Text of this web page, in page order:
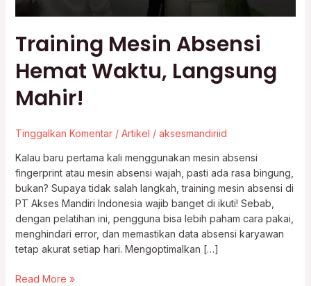
Training Mesin Absensi
Hemat Waktu, Langsung
Mahir!
Tinggalkan Komentar / Artikel / aksesmandiriid
Kalau baru pertama kali menggunakan mesin absensi
fingerprint atau mesin absensi wajah, pasti ada rasa bingung,
bukan? Supaya tidak salah langkah, training mesin absensi di
PT Akses Mandiri Indonesia wajib banget di ikuti! Sebab,
dengan pelatihan ini, pengguna bisa lebih paham cara pakai,
menghindari error, dan memastikan data absensi karyawan
tetap akurat setiap hari. Mengoptimalkan […]
Read More »